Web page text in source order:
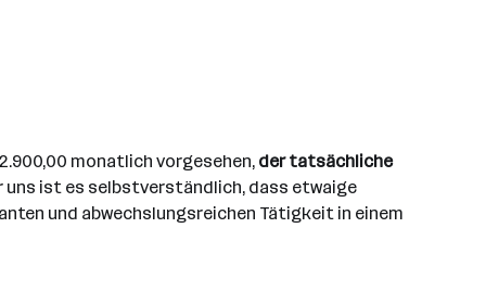
monatlich vorgesehen, der tatsächliche
uns ist es selbstverständlich, dass etwaige
und abwechslungsreichen Tätigkeit in einem